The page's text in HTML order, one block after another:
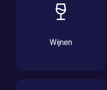
Wijnen